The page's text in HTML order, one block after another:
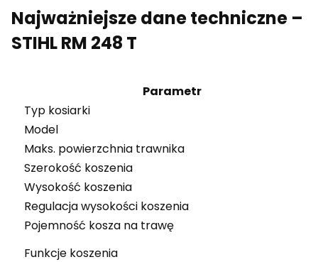
Najważniejsze dane techniczne –
STIHL RM 248 T
Parametr
Typ kosiarki
Model
Maks. powierzchnia trawnika
Szerokość koszenia
Wysokość koszenia
Regulacja wysokości koszenia
Pojemność kosza na trawę
Funkcje koszenia